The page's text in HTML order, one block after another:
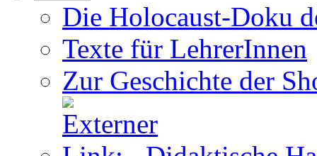
Die Holocaust-Doku
Texte für LehrerInnen
Zur Geschichte der